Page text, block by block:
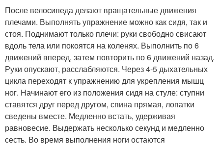
После велосипеда делают вращательные движения
плечами. Выполнять упражнение можно как сидя, так и
стоя. Поднимают только плечи: руки свободно свисают
вдоль тела или покоятся на коленях. Выполнить по 6
движений вперед, затем повторить по 6 движений назад.
Руки опускают, расслабляются. Через 4-5 дыхательных
цикла переходят к упражнению для укрепления мышц
ног. Начинают его из положения сидя на стуле: ступни
ставятся друг перед другом, спина прямая, лопатки
сведены вместе. Медленно встать, удерживая
равновесие. Выдержать несколько секунд и медленно
сесть. Во время выполнения ноги остаются